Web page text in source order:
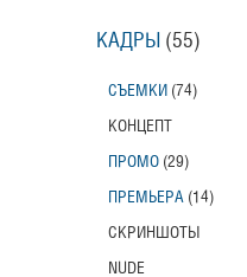
КАДРЫ (55)
СЪЕМКИ (74)
КОНЦЕПТ
ПРОМО (29)
ПРЕМЬЕРА (14)
СКРИНШОТЫ
NUDE